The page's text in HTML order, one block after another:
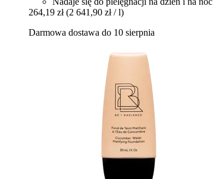
264,19 zł (2 641,90 zł / l)
Darmowa dostawa do 10 sierpnia